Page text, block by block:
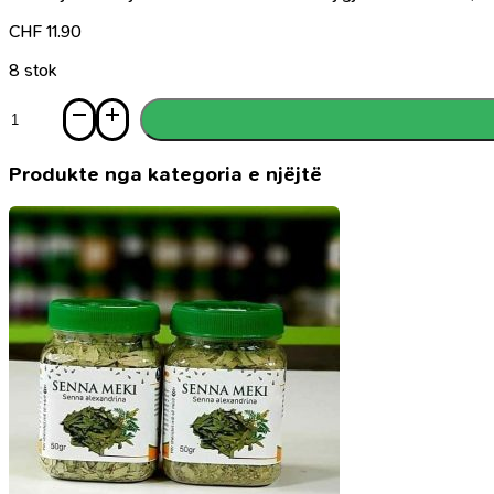
CHF 11.90
8 stok
Zgjoje
tënde
Produkte nga kategoria e njëjtë